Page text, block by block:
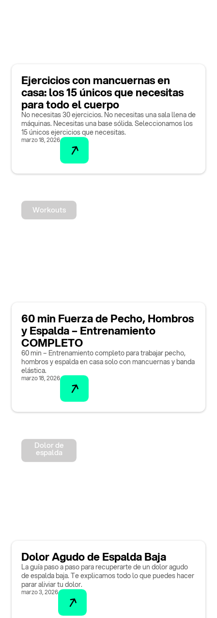
Ejercicios con mancuernas en
casa: los 15 únicos que necesitas
para todo el cuerpo
No necesitas 30 ejercicios. No necesitas una sala llena de
máquinas. Necesitas una base sólida. Seleccionamos los
15 únicos ejercicios que necesitas.
marzo 18, 2026
Workouts
60 min Fuerza de Pecho, Hombros
y Espalda – Entrenamiento
COMPLETO
60 min – Entrenamiento completo para trabajar pecho,
hombros y espalda en casa solo con mancuernas y banda
elástica.
marzo 18, 2026
Dolor de
espalda
Dolor Agudo de Espalda Baja
La guía paso a paso para recuperarte de un dolor agudo
de espalda baja. Te explicamos todo lo que puedes hacer
parar aliviar tu dolor.
marzo 3, 2026